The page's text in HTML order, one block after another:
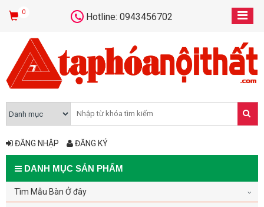
0 Hotline: 0943456702
ĐĂNG NHẬP ĐĂNG KÝ
DANH MỤC SẢN PHẨM
Tìm Mẫu Bàn Ở đây